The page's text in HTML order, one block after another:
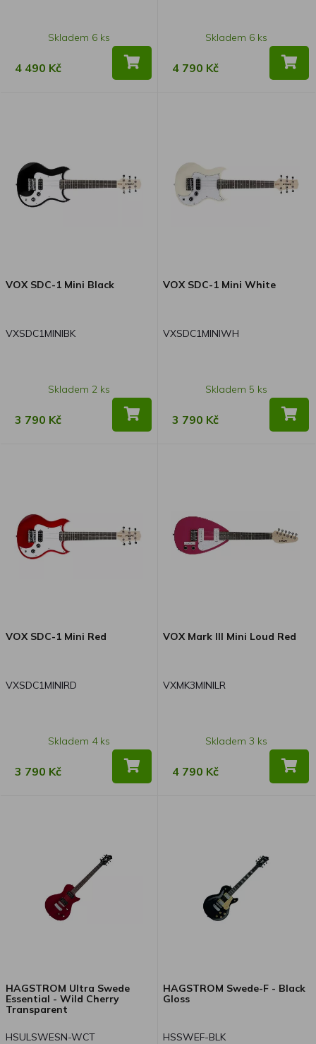
Skladem 6 ks
4 490 Kč
Skladem 6 ks
4 790 Kč
VOX SDC-1 Mini Black
VXSDC1MINIBK
Skladem 2 ks
3 790 Kč
VOX SDC-1 Mini White
VXSDC1MINIWH
Skladem 5 ks
3 790 Kč
VOX SDC-1 Mini Red
VXSDC1MINIRD
Skladem 4 ks
3 790 Kč
VOX Mark III Mini Loud Red
VXMK3MINILR
Skladem 3 ks
4 790 Kč
HAGSTROM Ultra Swede
Essential - Wild Cherry
Transparent
HSULSWESN-WCT
HAGSTROM Swede-F - Black
Gloss
HSSWEF-BLK